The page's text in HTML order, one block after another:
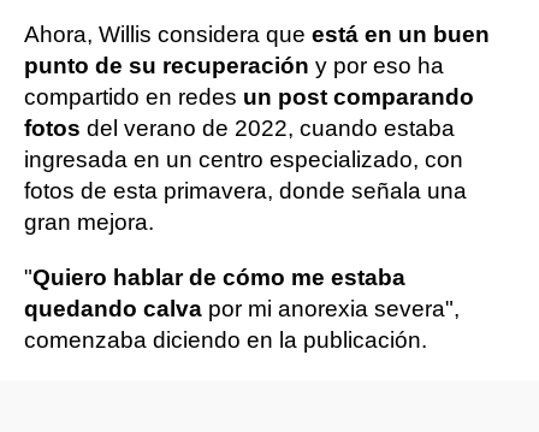
Ahora, Willis considera que está en un buen
punto de su recuperación y por eso ha
compartido en redes un post comparando
fotos del verano de 2022, cuando estaba
ingresada en un centro especializado, con
fotos de esta primavera, donde señala una
gran mejora.
"Quiero hablar de cómo me estaba
quedando calva por mi anorexia severa",
comenzaba diciendo en la publicación.